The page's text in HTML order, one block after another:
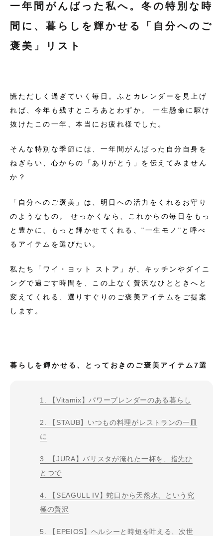
一年間がんばった私へ。冬の特別な時
間に、暮らしを輝かせる「自分へのご
褒美」リスト
慌ただしく過ぎていく毎日。ふとカレンダーを見上げ
れば、今年も残すところあとわずか。 一生懸命に駆け
抜けたこの一年、本当にお疲れ様でした。
そんな特別な季節には、一年間がんばった自分自身を
ねぎらい、心からの「ありがとう」を伝えてみません
か？
「自分へのご褒美」は、明日への活力をくれるお守り
のようなもの。 せっかくなら、これからの毎日をもっ
と豊かに、もっと輝かせてくれる、"一生モノ"と呼べ
るアイテムを選びたい。
私たち「ワイ・ヨット ストア」が、キッチンやダイニ
ングで過ごす時間を、この上なく贅沢なひとときへと
変えてくれる、選りすぐりのご褒美アイテムをご提案
します。
暮らしを輝かせる、とっておきのご褒美アイテム7選
1. 【Vitamix】パワーブレンダーのある暮らし
2. 【STAUB】いつもの料理がレストランの一皿
に
3. 【JURA】バリスタが淹れた一杯を、指先ひ
とつで
4. 【SEAGULL IV】蛇口から天然水、という究
極の贅沢
5. 【EPEIOS】ヘルシーと時短を叶える、次世